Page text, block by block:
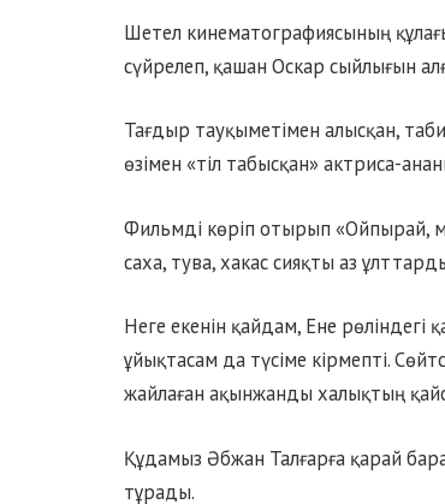
Шетел кинематографиясының
сүйрелеп, қашан Оскар сыйлығын
Тағдыр тауқыметімен алысқан,
өзімен «тіл табысқан» актриса-
Фильмді көріп отырып «Ойпырай,
саха, тува, хакас сияқты аз
Неге екенін қайдам, Ене
ұйықтасам да түсіме кірмепті.
жайлаған ақынжанды халықтың
Құдамыз Әбжан Талғарға қарай
тұрады.